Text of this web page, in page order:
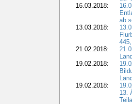
16.03.2018:
ab
13.03.2018:
21.02.2018:
19.02.2018:
19.02.2018:
13.